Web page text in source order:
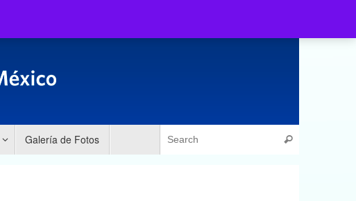
Galería de Fotos